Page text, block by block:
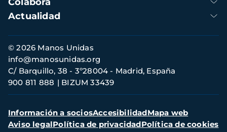
Actualidad
Información
de
contacto
© 2026 Manos Unidas
C/ Barquillo, 38 - 3º28004 - Madrid, España
900 811 888
BIZUM 33439
info@manosunidas.org
Menú
secundario
Información a sociosAccesibilidadMapa web
Aviso legalPolítica de privacidadPolítica de cookies